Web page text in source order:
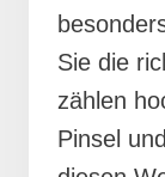
Sie die
zählen
Pinsel